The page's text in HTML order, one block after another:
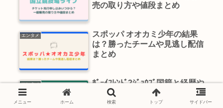
売の取り方や値段まとめ
エンタメ
スポッパ オオカミ少年の結果
は？勝ったチームや見逃し配信
まとめ
エンタメ
ﾎﾞｰｲﾌﾚﾝﾄﾞ2ｼﾞｮｳﾌﾞ国籍と経歴や
ｲﾝｽﾀやwikiﾌﾟﾛﾌｨｰﾙ,仕事と恋愛
歴を解説
メニュー ホーム 検索 トップ サイドバー